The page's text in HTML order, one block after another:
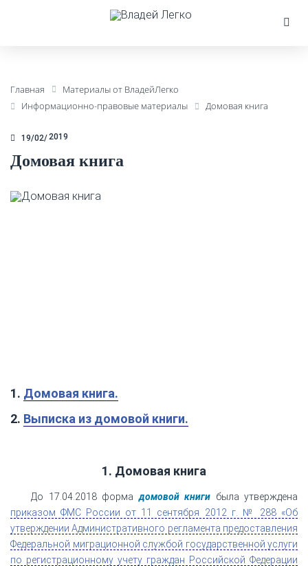
Главная
Материалы от ВладейЛегко
Информационно-правовые материалы
Домовая книга
19/02 2019
Домовая книга
1. Домовая книга.
2. Выписка из домовой книги.
1. Домовая книга
До 17.04.2018 формадомовой книги была утверждена
приказом ФМС России от 11 сентября 2012 г. № 288 «Об
утверждении Административного регламента предоставления
Федеральной миграционной службой государственной услуги
по регистрационному учету граждан Российской Федерации